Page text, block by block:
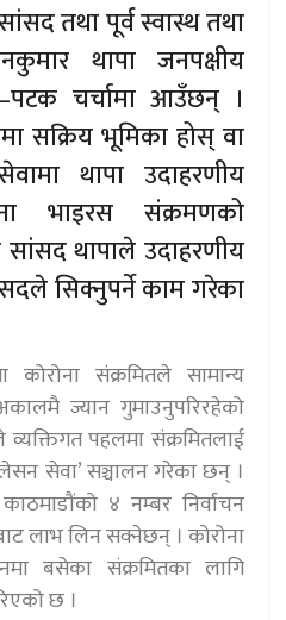
तथा पूर्व स्वास्थ तथा
थापा जनपक्षीय
चर्चामा आउँछन् ।
सक्रिय भूमिका होस् वा
थापा उदाहरणीय
भाइरस संक्रमणको
थापाले उदाहरणीय
सिक्नुपर्ने काम गरेका
संक्रमितले सामान्य
ज्यान गुमाउनुपरिरहेको
पहलमा संक्रमितलाई
सेवा’ सञ्चालन गरेका छन् ।
४ नम्बर निर्वाचन
लाभ लिन सक्नेछन् । कोरोना
बसेका संक्रमितका लागि
छ ।